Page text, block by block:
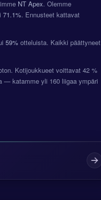
NT Apex. Olemme
71.1%. Ennusteet kattavat
59% otteluista. Kaikki päättyneet
Kotijoukkueet voittavat 42 %
— katamme yli 160 liigaa ympäri